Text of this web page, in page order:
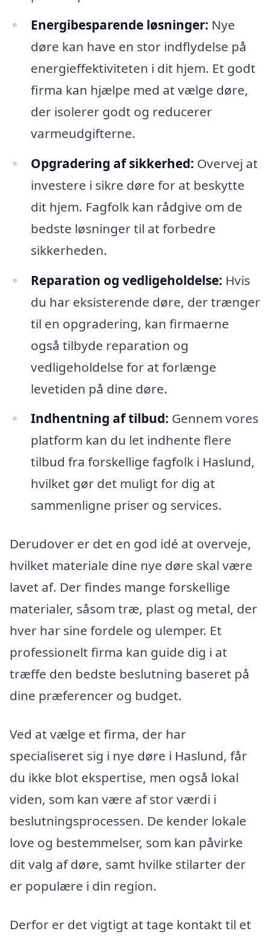
Energibesparende løsninger: Nye
døre kan have en stor indflydelse på
energieffektiviteten i dit hjem. Et godt
firma kan hjælpe med at vælge døre,
der isolerer godt og reducerer
varmeudgifterne.
Opgradering af sikkerhed: Overvej at
investere i sikre døre for at beskytte
dit hjem. Fagfolk kan rådgive om de
bedste løsninger til at forbedre
sikkerheden.
Reparation og vedligeholdelse: Hvis
du har eksisterende døre, der trænger
til en opgradering, kan firmaerne
også tilbyde reparation og
vedligeholdelse for at forlænge
levetiden på dine døre.
Indhentning af tilbud: Gennem vores
platform kan du let indhente flere
tilbud fra forskellige fagfolk i Haslund,
hvilket gør det muligt for dig at
sammenligne priser og services.
Derudover er det en god idé at overveje,
hvilket materiale dine nye døre skal være
lavet af. Der findes mange forskellige
materialer, såsom træ, plast og metal, der
hver har sine fordele og ulemper. Et
professionelt firma kan guide dig i at
træffe den bedste beslutning baseret på
dine præferencer og budget.
Ved at vælge et firma, der har
specialiseret sig i nye døre i Haslund, får
du ikke blot ekspertise, men også lokal
viden, som kan være af stor værdi i
beslutningsprocessen. De kender lokale
love og bestemmelser, som kan påvirke
dit valg af døre, samt hvilke stilarter der
er populære i din region.
Derfor er det vigtigt at tage kontakt til et